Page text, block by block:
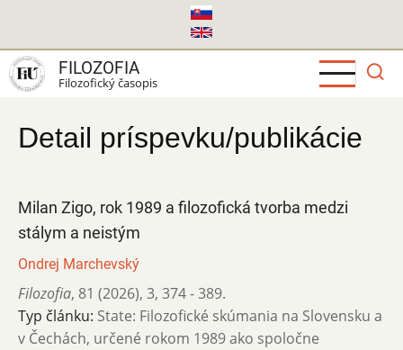
hlavný
obsah
FILOZOFIA
Filozofický časopis
Detail príspevku/publikácie
Milan Zigo, rok 1989 a filozofická tvorba medzi
stálym a neistým
Ondrej Marchevský
Filozofia, 81 (2026), 3, 374 - 389.
Typ článku: State: Filozofické skúmania na Slovensku a
v Čechách, určené rokom 1989 ako spoločne